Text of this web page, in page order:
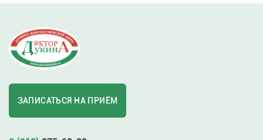
ЗАПИСАТЬСЯ НА ПРИЁМ